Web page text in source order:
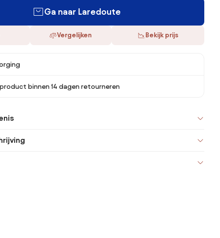
Ga naar Laredoute
Vergelijken Bekijk prijs
binnen 14 dagen retourneren